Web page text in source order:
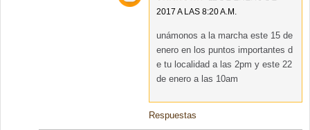
2017 A LAS 8:20 A.M.
unámonos a la marcha este 15 de
enero en los puntos importantes d
e tu localidad a las 2pm y este 22
de enero a las 10am
Respuestas